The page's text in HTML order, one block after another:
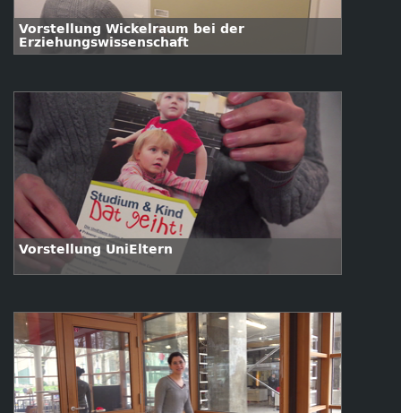
Vorstellung Wickelraum bei der
Erziehungswissenschaft
Vorstellung UniEltern